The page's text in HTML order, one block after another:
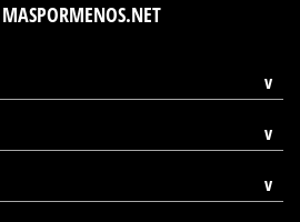
MASPORMENOS.NET